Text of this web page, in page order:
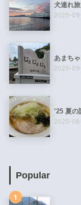
犬連れ
2025-
あまち
2025-
’25 夏
2025-
Popular
1